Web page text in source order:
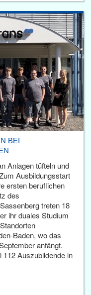
BEI
Anlagen tüfteln und
Ausbildungsstart
ersten beruflichen
des
treten 18
ihr duales Studium
Baden, wo das
anfängt.
112 Auszubildende in